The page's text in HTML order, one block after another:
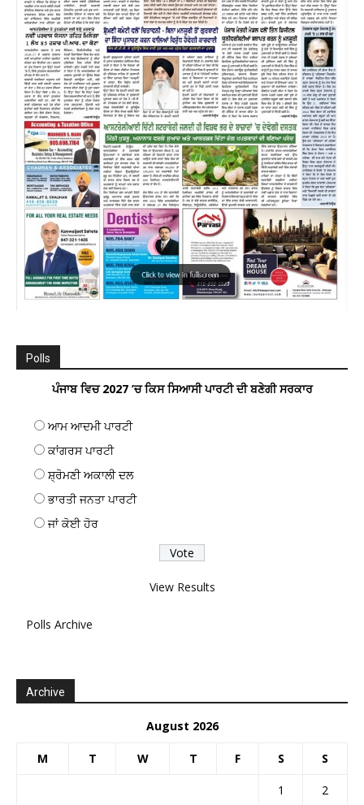
Polls
ਪੰਜਾਬ ਵਿਚ 2027 ’ਚ ਕਿਸ ਸਿਆਸੀ ਪਾਰਟੀ ਦੀ ਬਣੇਗੀ ਸਰਕਾਰ
ਆਮ ਆਦਮੀ ਪਾਰਟੀ
ਕਾਂਗਰਸ ਪਾਰਟੀ
ਸ਼੍ਰੋਮਣੀ ਅਕਾਲੀ ਦਲ
ਭਾਰਤੀ ਜਨਤਾ ਪਾਰਟੀ
ਜਾਂ ਕੋਈ ਹੋਰ
View Results
Polls Archive
Archive
August 2026
M T W T F S S
1
2